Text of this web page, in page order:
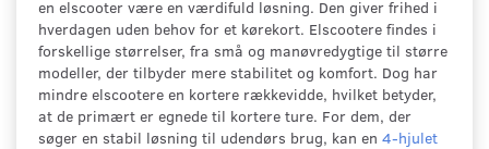
en elscooter være en værdifuld løsning. Den giver frihed i
hverdagen uden behov for et kørekort. Elscootere findes i
forskellige størrelser, fra små og manøvredygtige til større
modeller, der tilbyder mere stabilitet og komfort. Dog har
mindre elscootere en kortere rækkevidde, hvilket betyder,
at de primært er egnede til kortere ture. For dem, der
søger en stabil løsning til udendørs brug, kan en 4-hjulet